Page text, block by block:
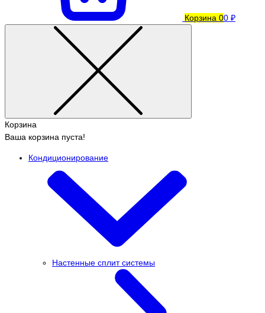
Корзина 00 ₽
Корзина
Ваша корзина пуста!
Кондиционирование
Настенные сплит системы